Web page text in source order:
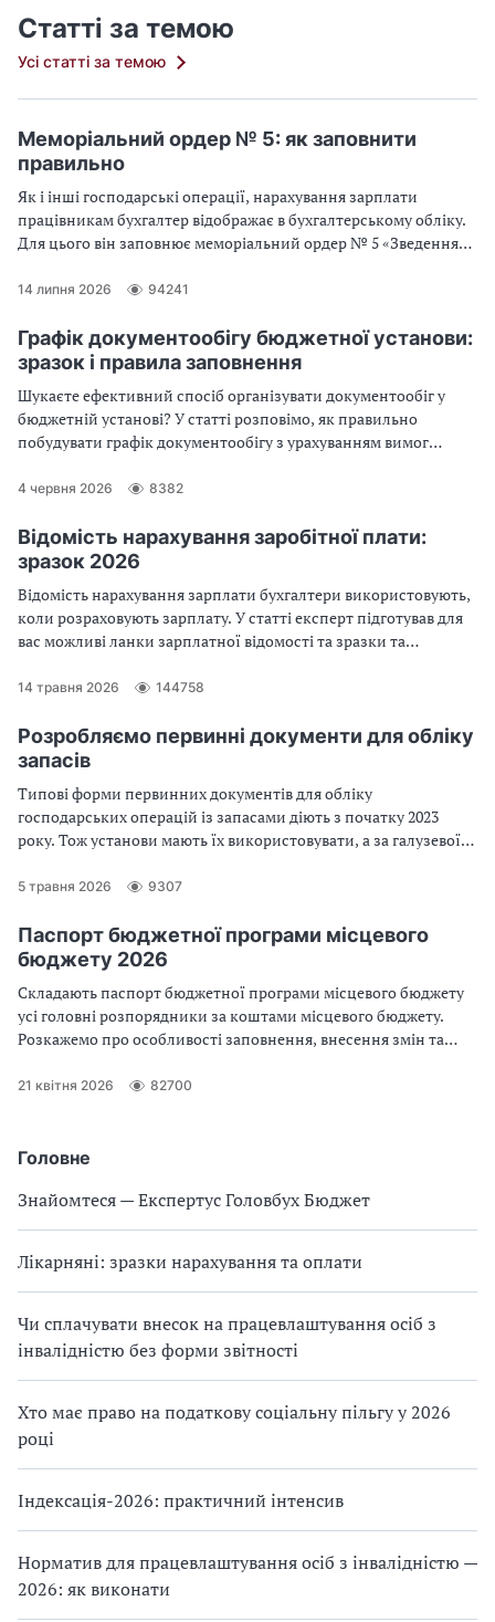
Головне
Знайомтеся — Експертус Головбух Бюджет
Лікарняні: зразки нарахування та оплати
Чи сплачувати внесок на працевлаштування осіб з
інвалідністю без форми звітності
Хто має право на податкову соціальну пільгу у 2026
році
Індексація-2026: практичний інтенсив
Норматив для працевлаштування осіб з інвалідністю —
2026: як виконати
Статті за темою
Усі статті за темою
Меморіальний ордер № 5: як заповнити
правильно
Як і інші господарські операції, нарахування зарплати
працівникам бухгалтер відображає в бухгалтерському обліку.
Для цього він заповнює меморіальний ордер № 5 «Зведення
Підкажемо, як це зробити правильно
14 липня 2026 94241
Графік документообігу бюджетної установи:
зразок і правила заповнення
Шукаєте ефективний спосіб організувати документообіг у
бюджетній установі? У статті розповімо, як правильно
побудувати графік документообігу з урахуванням вимог
акцент, чітка структура та приклад для скачування — усе для
4 червня 2026 8382
Відомість нарахування заробітної плати:
зразок 2026
Відомість нарахування зарплати бухгалтери використовують,
коли розраховують зарплату. У статті експерт підготував для
вас можливі ланки зарплатної відомості та зразки та
14 травня 2026 144758
Розробляємо первинні документи для обліку
запасів
Типові форми первинних документів для обліку
господарських операцій із запасами діють з початку 2023
року. Тож установи мають їх використовувати, а за галузевої
визначити реквізити та форму, читайте у статті
5 травня 2026 9307
Паспорт бюджетної програми місцевого
бюджету 2026
Складають паспорт бюджетної програми місцевого бюджету
усі головні розпорядники за коштами місцевого бюджету.
Розкажемо про особливості заповнення, внесення змін та
21 квітня 2026 82700